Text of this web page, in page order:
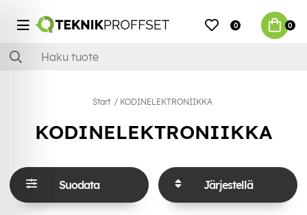
0 0
Start KODINELEKTRONIIKKA
KODINELEKTRONIIKKA
Suodata Järjestellä